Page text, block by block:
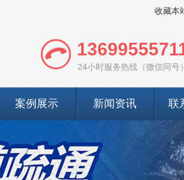
收藏本
24小时服务热线（微信同号）
案例展示 新闻资讯 联